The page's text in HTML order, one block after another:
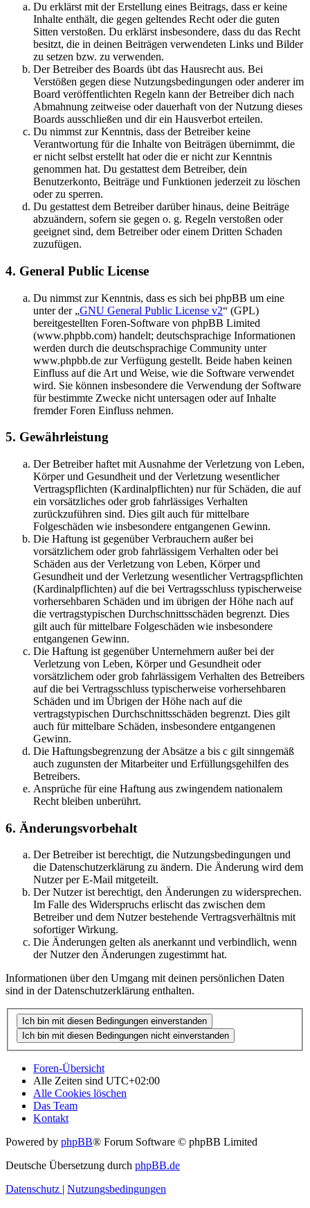
Du erklärst mit der Erstellung eines Beitrags, dass er keine
Inhalte enthält, die gegen geltendes Recht oder die guten
Sitten verstoßen. Du erklärst insbesondere, dass du das Recht
besitzt, die in deinen Beiträgen verwendeten Links und Bilder
zu setzen bzw. zu verwenden.
Der Betreiber des Boards übt das Hausrecht aus. Bei
Verstößen gegen diese Nutzungsbedingungen oder anderer im
Board veröffentlichten Regeln kann der Betreiber dich nach
Abmahnung zeitweise oder dauerhaft von der Nutzung dieses
Boards ausschließen und dir ein Hausverbot erteilen.
Du nimmst zur Kenntnis, dass der Betreiber keine
Verantwortung für die Inhalte von Beiträgen übernimmt, die
er nicht selbst erstellt hat oder die er nicht zur Kenntnis
genommen hat. Du gestattest dem Betreiber, dein
Benutzerkonto, Beiträge und Funktionen jederzeit zu löschen
oder zu sperren.
Du gestattest dem Betreiber darüber hinaus, deine Beiträge
abzuändern, sofern sie gegen o. g. Regeln verstoßen oder
geeignet sind, dem Betreiber oder einem Dritten Schaden
zuzufügen.
4. General Public License
Du nimmst zur Kenntnis, dass es sich bei phpBB um eine
unter der „GNU General Public License v2“ (GPL)
bereitgestellten Foren-Software von phpBB Limited
(www.phpbb.com) handelt; deutschsprachige Informationen
werden durch die deutschsprachige Community unter
www.phpbb.de zur Verfügung gestellt. Beide haben keinen
Einfluss auf die Art und Weise, wie die Software verwendet
wird. Sie können insbesondere die Verwendung der Software
für bestimmte Zwecke nicht untersagen oder auf Inhalte
fremder Foren Einfluss nehmen.
5. Gewährleistung
Der Betreiber haftet mit Ausnahme der Verletzung von Leben,
Körper und Gesundheit und der Verletzung wesentlicher
Vertragspflichten (Kardinalpflichten) nur für Schäden, die auf
ein vorsätzliches oder grob fahrlässiges Verhalten
zurückzuführen sind. Dies gilt auch für mittelbare
Folgeschäden wie insbesondere entgangenen Gewinn.
Die Haftung ist gegenüber Verbrauchern außer bei
vorsätzlichem oder grob fahrlässigem Verhalten oder bei
Schäden aus der Verletzung von Leben, Körper und
Gesundheit und der Verletzung wesentlicher Vertragspflichten
(Kardinalpflichten) auf die bei Vertragsschluss typischerweise
vorhersehbaren Schäden und im übrigen der Höhe nach auf
die vertragstypischen Durchschnittsschäden begrenzt. Dies
gilt auch für mittelbare Folgeschäden wie insbesondere
entgangenen Gewinn.
Die Haftung ist gegenüber Unternehmern außer bei der
Verletzung von Leben, Körper und Gesundheit oder
vorsätzlichem oder grob fahrlässigem Verhalten des Betreibers
auf die bei Vertragsschluss typischerweise vorhersehbaren
Schäden und im Übrigen der Höhe nach auf die
vertragstypischen Durchschnittsschäden begrenzt. Dies gilt
auch für mittelbare Schäden, insbesondere entgangenen
Gewinn.
Die Haftungsbegrenzung der Absätze a bis c gilt sinngemäß
auch zugunsten der Mitarbeiter und Erfüllungsgehilfen des
Betreibers.
Ansprüche für eine Haftung aus zwingendem nationalem
Recht bleiben unberührt.
6. Änderungsvorbehalt
Der Betreiber ist berechtigt, die Nutzungsbedingungen und
die Datenschutzerklärung zu ändern. Die Änderung wird dem
Nutzer per E-Mail mitgeteilt.
Der Nutzer ist berechtigt, den Änderungen zu widersprechen.
Im Falle des Widerspruchs erlischt das zwischen dem
Betreiber und dem Nutzer bestehende Vertragsverhältnis mit
sofortiger Wirkung.
Die Änderungen gelten als anerkannt und verbindlich, wenn
der Nutzer den Änderungen zugestimmt hat.
Informationen über den Umgang mit deinen persönlichen Daten
sind in der Datenschutzerklärung enthalten.
Foren-Übersicht
Alle Zeiten sind UTC+02:00
Alle Cookies löschen
Das Team
Kontakt
Powered by phpBB® Forum Software © phpBB Limited
Deutsche Übersetzung durch phpBB.de
Datenschutz | Nutzungsbedingungen